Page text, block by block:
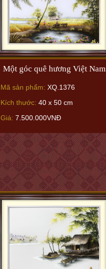
Một góc quê hương Việt Nam
Mã sản phẩm: XQ.1376
Kích thước: 40 x 50 cm
Giá: 7.500.000VNĐ